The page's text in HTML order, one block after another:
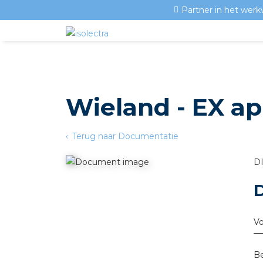
Wieland - EX
Terug naar Documentatie
Partner in het